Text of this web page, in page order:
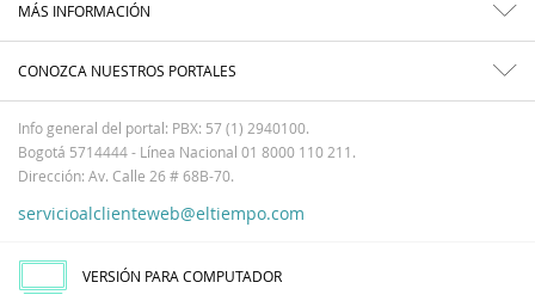
MÁS INFORMACIÓN
CONOZCA NUESTROS PORTALES
Info general del portal: PBX: 57 (1) 2940100.
Bogotá 5714444 - Línea Nacional 01 8000 110 211.
Dirección: Av. Calle 26 # 68B-70.
servicioalclienteweb@eltiempo.com
VERSIÓN PARA COMPUTADOR